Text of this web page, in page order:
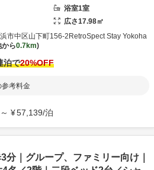
浴室1室
広さ17.98㎡
市中区山下町156-2 RetroSpect Stay Yokoha
から0.7km
泊で20%OFF
考料金
～ ¥57,139/泊
分｜グループ、ファミリー向け｜